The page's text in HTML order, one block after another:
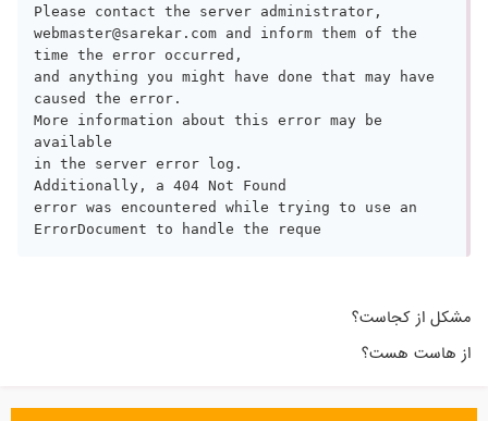
Please contact the server administrator,
webmaster@sarekar.com and inform them of the
time the error occurred,
and anything you might have done that may have
caused the error.
More information about this error may be
available
in the server error log.
Additionally, a 404 Not Found
error was encountered while trying to use an
مشکل از کجاست؟
از هاست هست؟